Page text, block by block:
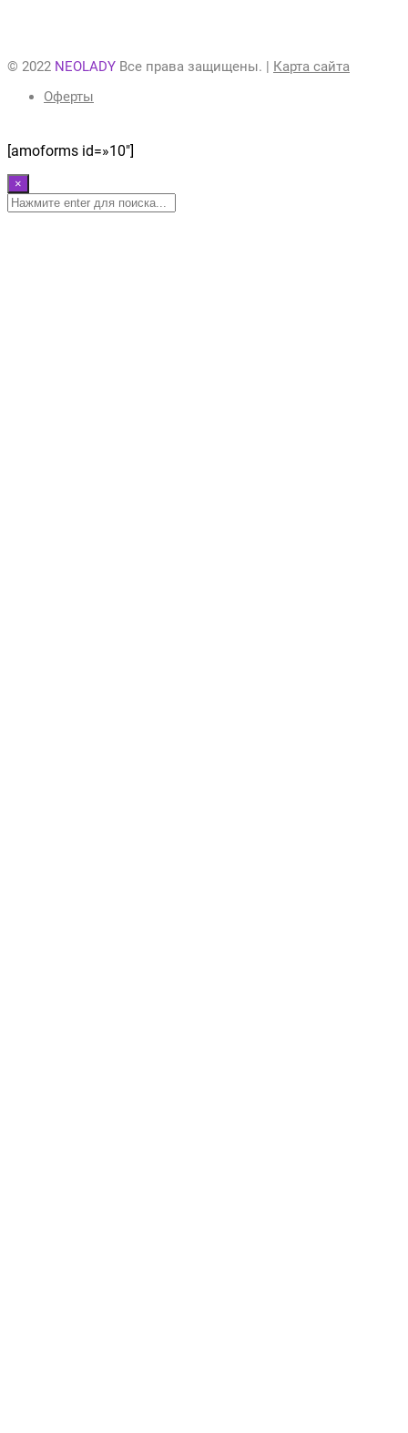
© 2022 NEOLADY Все права защищены. |
Карта сайта
Оферты
[amoforms id=»10″]
×